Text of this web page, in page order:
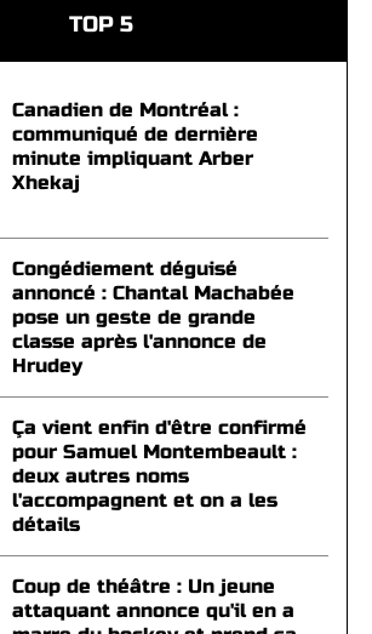
TOP 5
Canadien de Montréal :
communiqué de dernière
minute impliquant Arber
Xhekaj
Congédiement déguisé
annoncé : Chantal Machabée
pose un geste de grande
classe après l'annonce de
Hrudey
Ça vient enfin d'être confirmé
pour Samuel Montembeault :
deux autres noms
l'accompagnent et on a les
détails
Coup de théâtre : Un jeune
attaquant annonce qu'il en a